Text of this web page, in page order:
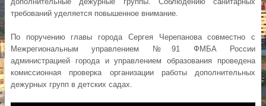
требований уделяется повышенное внимание.
По поручению главы города Сергея Черепанова совместно с
Межрегиональным управлением №91 ФМБА России
администрацией города и управлением образования проведена
комиссионная проверка организации работы дополнительных
дежурных групп в детских садах.